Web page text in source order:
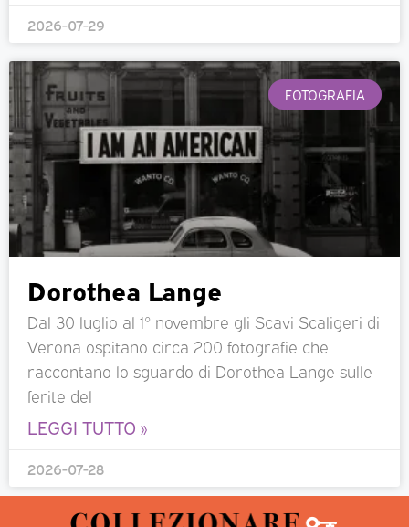
2026-07-29
FOTOGRAFIA
Dorothea Lange
Dal 30 luglio al 1° novembre gli Scavi Scaligeri di
Verona ospitano circa 200 fotografie che
raccontano lo sguardo di Dorothea Lange sulle
ferite del
LEGGI TUTTO »
2026-07-28